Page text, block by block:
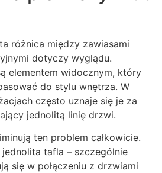
różnica między zawiasami
dotyczy wyglądu.
elementem widocznym, który
do stylu wnętrza. W
często uznaje się je za
jednolitą linię drzwi.
ten problem całkowicie.
tafla – szczególnie
się w połączeniu z drzwiami